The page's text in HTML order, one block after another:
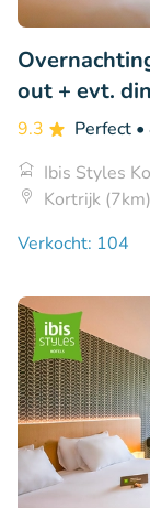
out + evt.
9.3 Perfect
Ibis Styles
Kortrijk (7km)
Verkocht: 104